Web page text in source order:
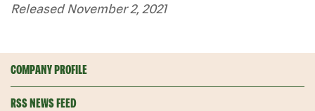
Released November 2, 2021
COMPANY PROFILE
RSS NEWS FEED